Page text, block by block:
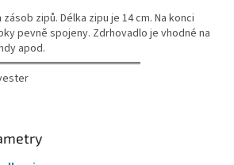
zipů. Délka zipu je 14 cm. Na konci
pevně spojeny. Zdrhovadlo je vhodné na
apod.